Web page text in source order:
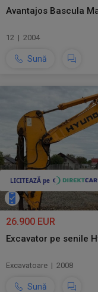
Avantajos Bascula
12 | 2004
Sună
26.900 EUR
Excavator pe senile
Excavatoare | 2008
Sună